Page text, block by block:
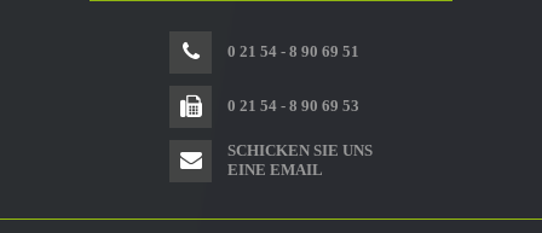
0 21 54 - 8 90 69 51
0 21 54 - 8 90 69 53
SCHICKEN SIE UNS
EINE EMAIL